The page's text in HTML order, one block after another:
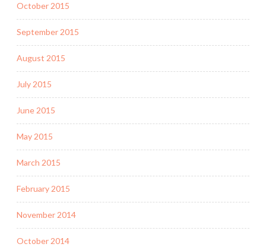
October 2015
September 2015
August 2015
July 2015
June 2015
May 2015
March 2015
February 2015
November 2014
October 2014